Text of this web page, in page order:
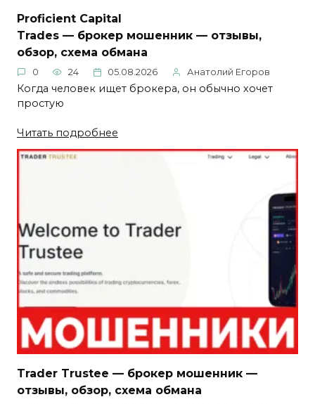
Proficient Capital
Trades — брокер мошенник — отзывы,
обзор, схема обмана
0 24 05.08.2026 Анатолий Егоров
Когда человек ищет брокера, он обычно хочет
простую
Читать подробнее
Trader Trustee — брокер мошенник —
отзывы, обзор, схема обмана